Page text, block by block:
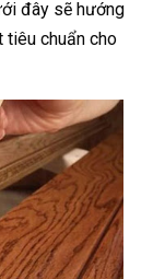
đây sẽ hướng
tiêu chuẩn cho